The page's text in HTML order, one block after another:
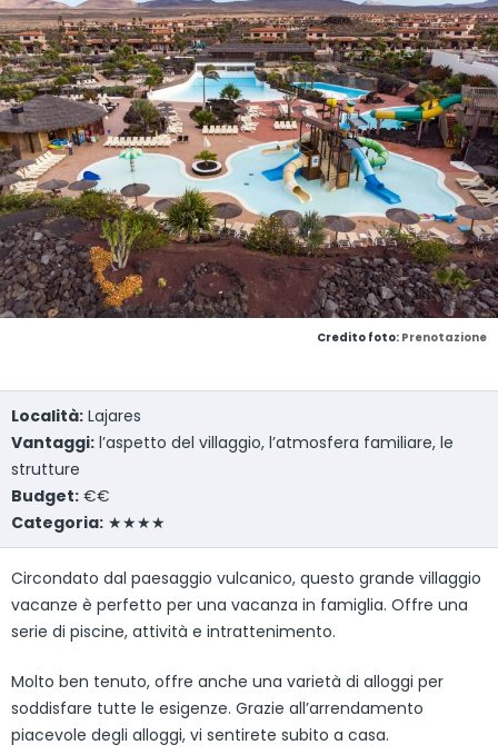
Credito foto: Prenotazione
Località: Lajares
Vantaggi: l’aspetto del villaggio, l’atmosfera familiare, le
strutture
Budget: €€
Categoria: ★★★★
Circondato dal paesaggio vulcanico, questo grande villaggio
vacanze è perfetto per una vacanza in famiglia. Offre una
serie di piscine, attività e intrattenimento.
Molto ben tenuto, offre anche una varietà di alloggi per
soddisfare tutte le esigenze. Grazie all’arrendamento
piacevole degli alloggi, vi sentirete subito a casa.